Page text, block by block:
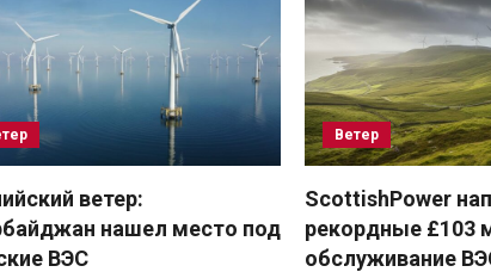
ветер:
нашел место под
ВЭС
Ветер
ScottishPower
рекордные £103
обслуживание